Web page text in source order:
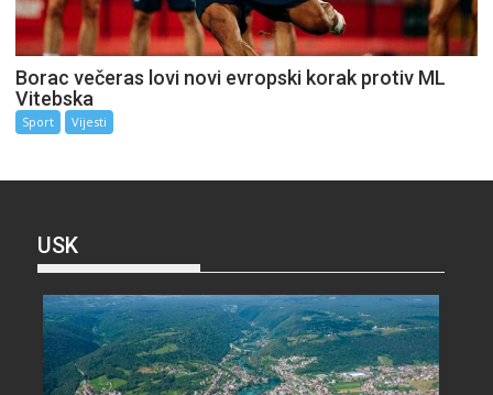
Borac večeras lovi novi evropski korak protiv ML
Vitebska
Sport Vijesti
USK